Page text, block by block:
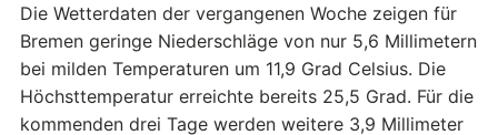
Die Wetterdaten der vergangenen Woche zeigen für
Bremen geringe Niederschläge von nur 5,6 Millimetern
bei milden Temperaturen um 11,9 Grad Celsius. Die
Höchsttemperatur erreichte bereits 25,5 Grad. Für die
kommenden drei Tage werden weitere 3,9 Millimeter